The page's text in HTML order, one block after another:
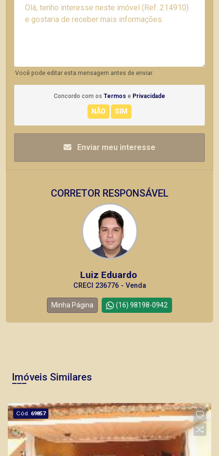
Você pode editar esta mensagem antes de enviar.
Concordo com os Termos e Privacidade
Enviar meu interesse
CORRETOR RESPONSÁVEL
Luiz Eduardo
CRECI 236776 - Venda
Minha Página (16) 98198-0942
Imóveis Similares
Cód. 69857